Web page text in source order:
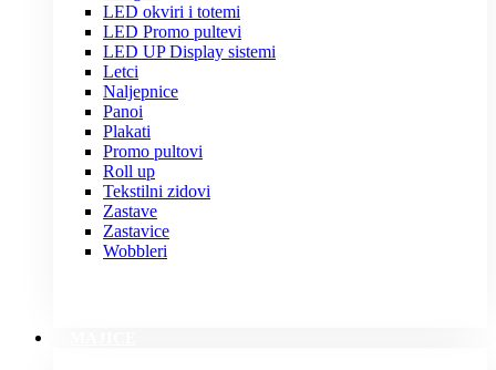
LED okviri i totemi
LED Promo pultevi
LED UP Display sistemi
Letci
Naljepnice
Panoi
Plakati
Promo pultovi
Roll up
Tekstilni zidovi
Zastave
Zastavice
Wobbleri